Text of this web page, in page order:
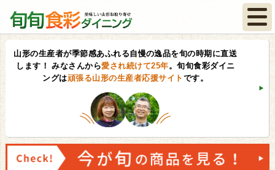
山形の生産者が季節感あふれる自慢の逸品を旬の時期に直送
します！ みなさんから愛され続けて25年。旬旬食彩ダイニ
ングは頑張る山形の生産者応援サイト です。